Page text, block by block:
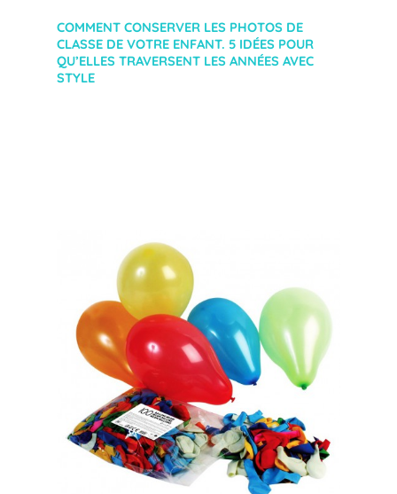
COMMENT CONSERVER LES PHOTOS DE
CLASSE DE VOTRE ENFANT. 5 IDÉES POUR
QU’ELLES TRAVERSENT LES ANNÉES AVEC
STYLE